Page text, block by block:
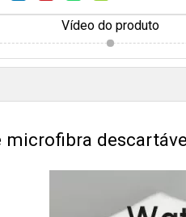
Vídeo do produto
microfibra